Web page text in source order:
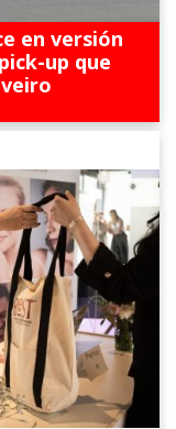
en versión
up que